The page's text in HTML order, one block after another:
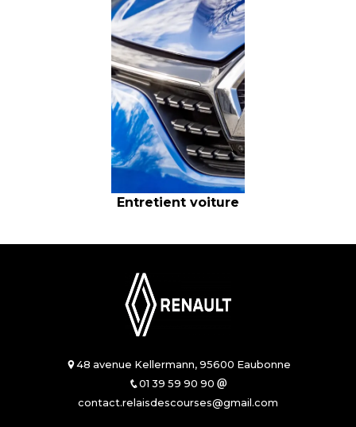
Entretient voiture
48 avenue Kellermann, 95600 Eaubonne
01 39 59 90 90
contact.relaisdescourses@gmail.com